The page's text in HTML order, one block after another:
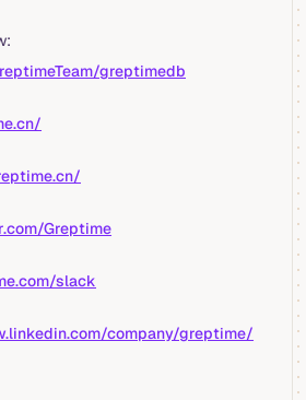
greptimedb
Greptime
slack
company/greptime/